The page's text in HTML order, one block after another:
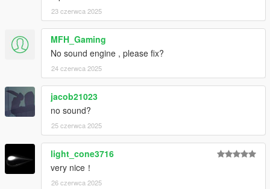
23 czerwca 2025
MFH_Gaming
No sound engine , please fix?
24 czerwca 2025
jacob21023
no sound?
25 czerwca 2025
light_cone3716
very nice！
26 czerwca 2025